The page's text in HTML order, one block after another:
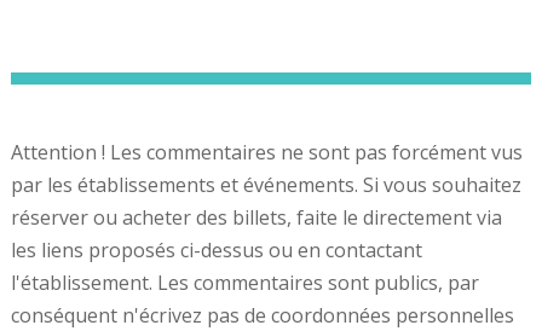
Attention ! Les commentaires ne sont pas forcément vus
par les établissements et événements. Si vous souhaitez
réserver ou acheter des billets, faite le directement via
les liens proposés ci-dessus ou en contactant
l'établissement. Les commentaires sont publics, par
conséquent n'écrivez pas de coordonnées personnelles